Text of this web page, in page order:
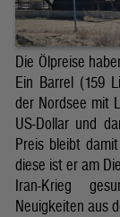
Die Ölpreise
Ein Barrel (159
der Nordsee mit
US-Dollar und
Preis bleibt
diese ist er am
Iran-Krieg
Neuigkeiten aus